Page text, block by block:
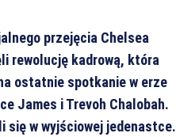
przejęcia Chelsea
rewolucję kadrową, która
ostatnie spotkanie w erze
James i Trevoh Chalobah.
się w wyjściowej jedenastce.